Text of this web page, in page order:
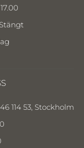
114 53, Stockholm